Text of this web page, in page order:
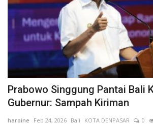
Prabowo Singgung Pantai Bali
Gubernur: Sampah Kiriman
haroine Feb 24, 2026 Bali KOTA DENPASAR 0